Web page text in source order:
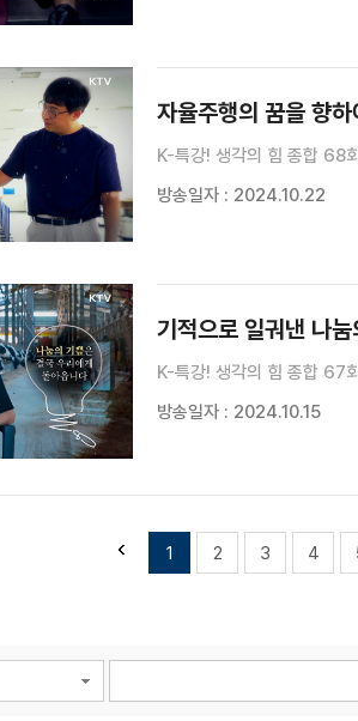
자율주행의 꿈을 향
K-특강! 생각의 힘 종합 68
방송일자 : 2024.10.22
기적으로 일궈낸 나
K-특강! 생각의 힘 종합 67
방송일자 : 2024.10.15
1 2 3 4